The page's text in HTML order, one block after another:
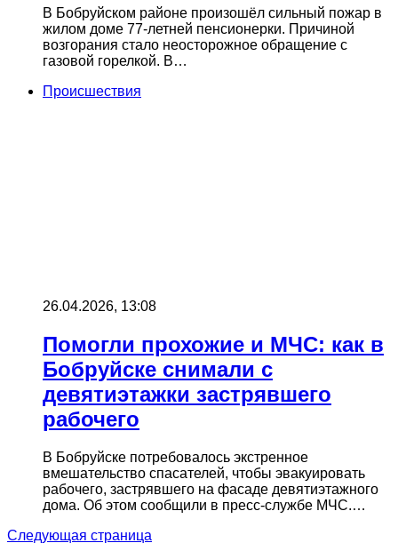
В Бобруйском районе произошёл сильный пожар в
жилом доме 77-летней пенсионерки. Причиной
возгорания стало неосторожное обращение с
газовой горелкой. В…
Происшествия
26.04.2026, 13:08
Помогли прохожие и МЧС: как в
Бобруйске снимали с
девятиэтажки застрявшего
рабочего
В Бобруйске потребовалось экстренное
вмешательство спасателей, чтобы эвакуировать
рабочего, застрявшего на фасаде девятиэтажного
дома. Об этом сообщили в пресс-службе МЧС.…
Следующая страница